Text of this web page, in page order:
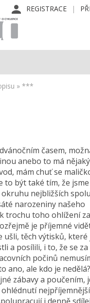
REGISTRACE
» ***
časem,
anebo to má nějaký
mám chuť se
to být také tím, že
nejbližších
narozeniny našeho
trochu toho ohlížení
je příjemné
ušli, těch výtisků, které
a posílili, i to, že se za
počinů
ano, ale kdo je
zábavy a poučením,
ohlédnutí